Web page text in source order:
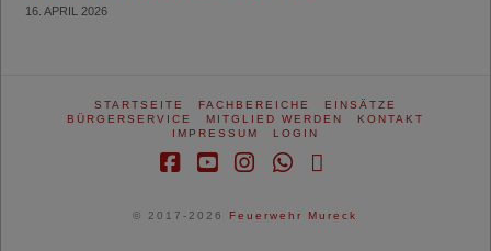
16. APRIL 2026
STARTSEITE FACHBEREICHE
EINSÄTZE
BÜRGERSERVICE
MITGLIED WERDEN
KONTAKT
IMPRESSUM
LOGIN
© 2017-2026 Feuerwehr Mureck